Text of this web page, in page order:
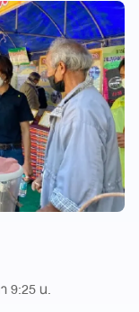
9:25 น.